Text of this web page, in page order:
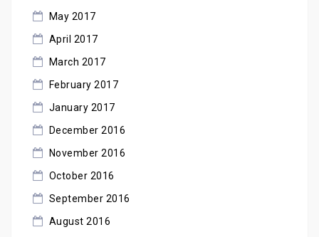
May 2017
April 2017
March 2017
February 2017
January 2017
December 2016
November 2016
October 2016
September 2016
August 2016